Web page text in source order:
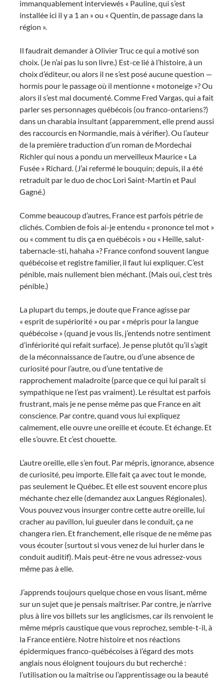
immanquablement interviewés « Pauline, qui s’est
installée ici il y a 1 an » ou « Quentin, de passage dans la
région ».
Il faudrait demander à Olivier Truc ce qui a motivé son
choix. (Je n’ai pas lu son livre.) Est-ce lié à l’histoire, à un
choix d’éditeur, ou alors il ne s’est posé aucune question —
hormis pour le passage où il mentionne « motoneige »? Ou
alors il s’est mal documenté. Comme Fred Vargas, qui a fait
parler ses personnages québécois (ou franco-ontariens?)
dans un charabia insultant (apparemment, elle prend aussi
des raccourcis en Normandie, mais à vérifier). Ou l’auteur
de la première traduction d’un roman de Mordechai
Richler qui nous a pondu un merveilleux Maurice « La
Fusée » Richard. (J’ai refermé le bouquin; depuis, il a été
retraduit par le duo de choc Lori Saint-Martin et Paul
Gagné.)
Comme beaucoup d’autres, France est parfois pétrie de
clichés. Combien de fois ai-je entendu « prononce tel mot »
ou « comment tu dis ça en québécois » ou « Heille, salut-
tabernacle-sti, hahaha »? France confond souvent langue
québécoise et registre familier, il faut lui expliquer. C’est
pénible, mais nullement bien méchant. (Mais oui, c’est très
pénible.)
La plupart du temps, je doute que France agisse par
« esprit de supériorité » ou par « mépris pour la langue
québécoise » (quand je vous lis, j’entends notre sentiment
d’infériorité qui refait surface). Je pense plutôt qu’il s’agit
de la méconnaissance de l’autre, ou d’une absence de
curiosité pour l’autre, ou d’une tentative de
rapprochement maladroite (parce que ce qui lui paraît si
sympathique ne l’est pas vraiment). Le résultat est parfois
frustrant, mais je ne pense même pas que France en ait
conscience. Par contre, quand vous lui expliquez
calmement, elle ouvre une oreille et écoute. Et échange. Et
elle s’ouvre. Et c’est chouette.
L’autre oreille, elle s’en fout. Par mépris, ignorance, absence
de curiosité, peu importe. Elle fait ça avec tout le monde,
pas seulement le Québec. Et elle est souvent encore plus
méchante chez elle (demandez aux Langues Régionales).
Vous pouvez vous insurger contre cette autre oreille, lui
cracher au pavillon, lui gueuler dans le conduit, ça ne
changera rien. Et franchement, elle risque de ne même pas
vous écouter (surtout si vous venez de lui hurler dans le
conduit auditif). Mais peut-être ne vous adressez-vous
même pas à elle.
J’apprends toujours quelque chose en vous lisant, même
sur un sujet que je pensais maîtriser. Par contre, je n’arrive
plus à lire vos billets sur les anglicismes, car ils renvoient le
même mépris caustique que vous reprochez, semble-t-il, à
la France entière. Notre histoire et nos réactions
épidermiques franco-québécoises à l’égard des mots
anglais nous éloignent toujours du but recherché :
l’utilisation ou la maîtrise ou l’apprentissage ou la beauté